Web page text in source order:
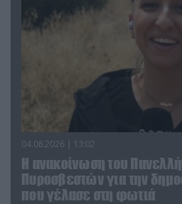
04.08.2026 | 13:02
Η ανακοίνωση του
Πυροσβεστών για την
που γέλασε στη φωτιά